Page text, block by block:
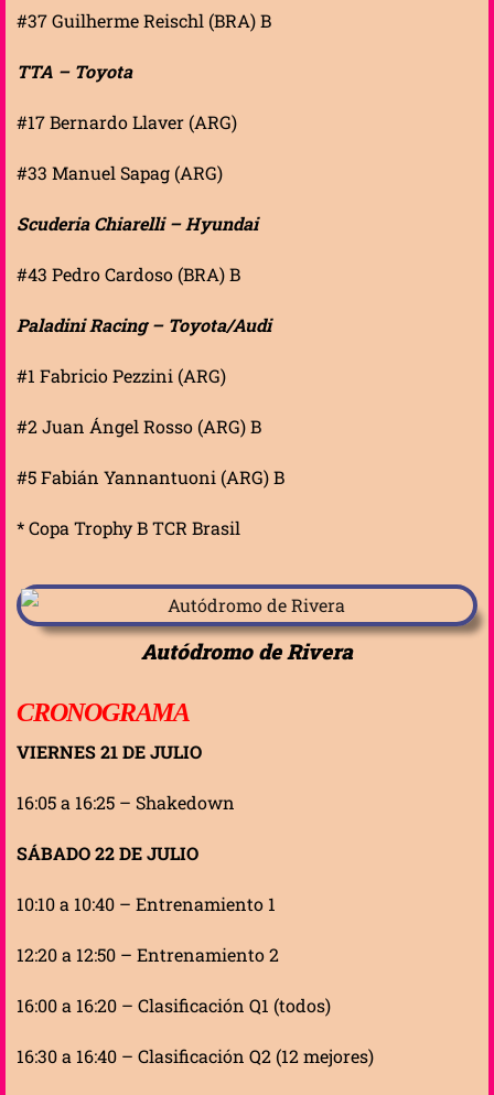
#37 Guilherme Reischl (BRA) B
TTA – Toyota
#17 Bernardo Llaver (ARG)
#33 Manuel Sapag (ARG)
Scuderia Chiarelli – Hyundai
#43 Pedro Cardoso (BRA) B
Paladini Racing – Toyota/Audi
#1 Fabricio Pezzini (ARG)
#2 Juan Ángel Rosso (ARG) B
#5 Fabián Yannantuoni (ARG) B
* Copa Trophy B TCR Brasil
Autódromo de Rivera
CRONOGRAMA
VIERNES 21 DE JULIO
16:05 a 16:25 – Shakedown
SÁBADO 22 DE JULIO
10:10 a 10:40 – Entrenamiento 1
12:20 a 12:50 – Entrenamiento 2
16:00 a 16:20 – Clasificación Q1 (todos)
16:30 a 16:40 – Clasificación Q2 (12 mejores)